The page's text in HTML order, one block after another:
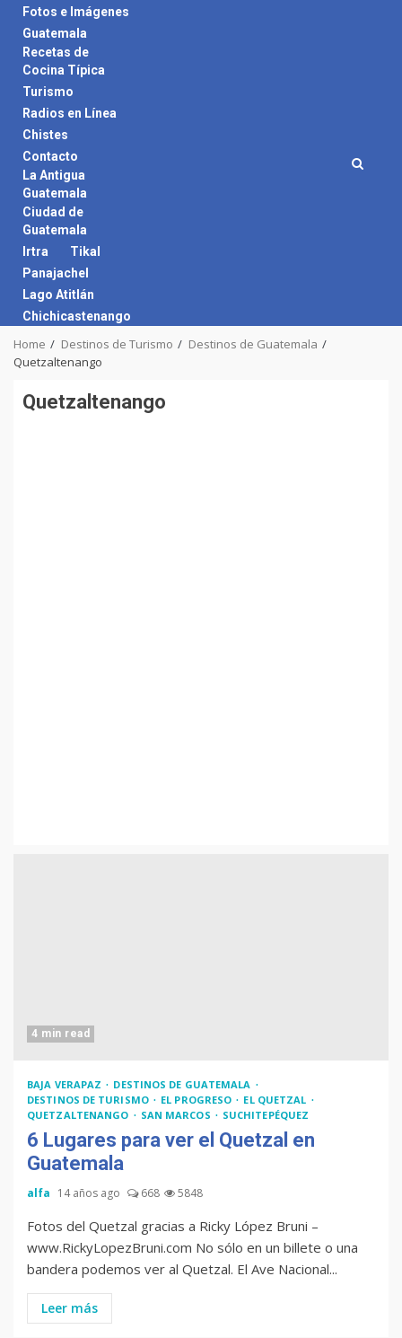
content
Fotos e Imágenes
Guatemala
Recetas de
Cocina Típica
Turismo
Radios en Línea
Chistes
Contacto
La Antigua
Guatemala
Ciudad de
Guatemala
Irtra
Tikal
Panajachel
Lago Atitlán
Chichicastenango
Home Destinos de Turismo
Destinos de Guatemala
Quetzaltenango
Quetzaltenango
4 min read
BAJA VERAPAZ
DESTINOS DE GUATEMALA
DESTINOS DE TURISMO
EL PROGRESO
EL QUETZAL
QUETZALTENANGO
SAN MARCOS SUCHITEPÉQUEZ
6 Lugares para ver el Quetzal en
Guatemala
alfa 14 años ago 668 5848
Fotos del Quetzal gracias a Ricky López Bruni –
www.RickyLopezBruni.com No sólo en un billete o una
bandera podemos ver al Quetzal. El Ave Nacional...
Leer más